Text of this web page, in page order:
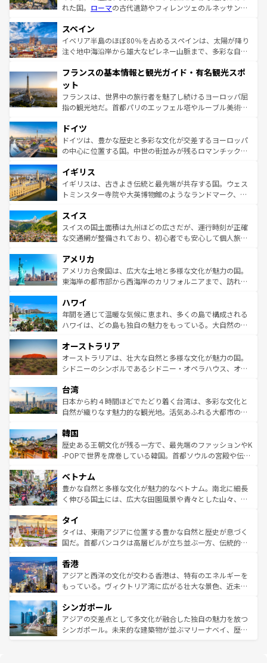
れた国。 ローマの古代遺跡やフィレンツェのルネッサンス
ろん、トスカーナの美しい田園風景やアマルフィ海岸の絶
景など、自然景観も見逃せない。観光の合間には、本場の
ピザやパスタなど、絶品のイタリア料理を堪能することも
ませてくれるイタリアで、忘れられない旅をしてみよう！
なお、新着のイタリア情報は
しい。
スペイン
イベリア半島のほぼ80％を占めるスペインは、太陽が降り
注ぐ地中海沿岸から雄大なピレネー山脈まで、多彩な自然
文化が根付くこの国では、情熱的なフラメンコ、熱気あふ
れる闘牛、そして美味しいタパスが生活の一部となってい
る。首都マドリードの洗練された雰囲気や、バルセロナの
アートに溢れた街角から、地方では古代ローマ遺跡や中世
せる。地方によって風土や気候が異なるスペインはその個
性で訪れる人を魅了する。 なお、新着のスペイン情報は コ
ンテンツ一覧を参照してほしい。
フランスの基本情報と観光ガイド・有名観光スポ
ット
フランスは、世界中の旅行者を魅了し続けるヨーロッパ屈
指の観光地だ。首都パリのエッフェル塔やルーブル美術館
で、幅広い魅力が詰まっている。華麗な宮殿、歴史的な大
聖堂、美しいビーチ、そして豊かな自然が、訪れる者を心
から魅了する。また、フランスは美食の国としても知ら
いる。シャンパンの発祥地であるランス、プロヴァンスの
香り高いラベンダー畑など、多彩な楽しみ方が可能だ。さ
らに、パリ以外の地域にも魅力が溢れており、どの街角に
れる地方に足を運ぶとそれぞれで全く異なる文化を体験で
きるだろう。 なお、新着のフランス情報はコンテンツ一覧
を参照してほしい。
ドイツ
ドイツは、豊かな歴史と多彩な文化が交差するヨーロッパ
の中心に位置する国。中世の街並みが残るロマンチック街
顔を持つこの国は、どこを歩いても飽きることがない。ベ
ルリンの文化的活気、バイエルン州のアルプスの絶景、そ
してライン川沿いのワイン畑といった風景は必見。ビール
は、お酒好きな人にはぜひ体験してほしい。 なお、新着の
ドイツ情報はコンテンツ一覧を参照してほしい。
イギリス
イギリスは、古きよき伝統と最先端が共存する国。ウェス
トミンスター寺院や大英博物館のようなランドマーク、歴
リアごとに異なる魅力がある。また、優雅なアフタヌーン
ティー、ビール好きにはたまらない英国パブ、サッカー観
戦など、本場だからこそできる体験も豊富。イギリスを旅
ンツ一覧を参照してほしい。
スイス
スイスの国土面積は九州ほどの広さだが、運行時刻が正確
な交通網が整備されており、初心者でも安心して個人旅行
の建物がそのまま残る町や、スイスならではのユニークな
博物館もあり、アルプス観光だけでなく町歩きも満喫する
ことができる。国民の所得が高いため物価も高いが、旅行
ば市内交通費無料で観光を楽しむこともできる。 なお、新
着のスイス情報はコンテンツ一覧 を参照してほしい。
アメリカ
アメリカ合衆国は、広大な土地と多様な文化が魅力の国。
東海岸の都市部から西海岸のカリフォルニアまで、訪れる
のような巨大都市は、観光、ショッピング、エンターテイ
ンメントが詰まった刺激的なスポットだ。一方、アメリカ
西部には大自然が広がり、グランドキャニオンやイエロー
部のニューオーリンズでは、音楽と美食が融合した独特の
文化が魅力。旅行者はアメリカの各地域で異なる魅力を楽
しみながら、その多様性と豊かな歴史を感じることができ
ならではの贅沢な旅のスタイルだ。 なお、新着のアメリカ
情報はコンテンツ一覧を参照してほしい。
ハワイ
年間を通じて温暖な気候に恵まれ、多くの島で構成される
ハワイは、どの島も独自の魅力をもっている。大自然の神
ワイ島は見逃せない。また、定番の観光地といえばオアフ
島だが、静かな自然を求めるならマウイ島やカウアイ島が
おすすめ。エメラルドグリーンに輝く海をはじめ、豊かな
れるおもてなしの心で訪れる人々を迎えてくれるハワイの
人々、おいしいローカルフードやハワイアンミュージッ
ク、伝統的なフラダンスなど、すべてがハワイの魅力を彩
ワイを、存分に味わってほしい。 なお、新着のハワイ情報
はコンテンツ一覧を参照してほしい。
オーストラリア
オーストラリアは、壮大な自然と多様な文化が魅力の国。
シドニーのシンボルであるシドニー・オペラハウス、オー
リアリーフや大陸中央部にそびえるウルル（エアーズロッ
ク）、タスマニアの美しい原生林やケアンズの熱帯雨林な
ど、見どころがたくさん。また、カフェやワイン、オージ
いる。アクティビティも充実しており、サーフィンやダイ
ビング、ハイキングなど、アウトドア好きにはたまらな
い。オーストラリアの多彩な魅力を存分に味わいつくそ
参照してほしい。
台湾
日本から約４時間ほどでたどり着く台湾は、多彩な文化と
自然が織りなす魅力的な観光地。活気あふれる大都市の台
ン）、静ひつな山岳地帯である台湾東部など、都市の喧騒
と山間の静けさが共存しており、訪れる人に新しい発見と
驚きをもたらしてくれる。また、奥深い台湾の食文化も魅
容にもいいと評判のスイーツなど、バラエティ豊かな料理
が味わえる。 なお、新着の台湾情報は コンテンツ一覧を参
照してほしい。
韓国
歴史ある王朝文化が残る一方で、最先端のファッションやK
-POPで世界を席巻している韓国。首都ソウルの宮殿や伝統
き、地方に足を延ばせば四季折々の自然美を楽しむことが
できる。そして、キムチや焼肉、絶品のストリートフード
まで、さまざまな韓国料理が待っている。夜には、韓国な
リティに包まれながら、韓国の多彩な魅力を心ゆくまで味
わってみてほしい。 なお、新着の韓国情報はコンテンツ一
覧を参照してほしい。
ベトナム
豊かな自然と多様な文化が魅力的なベトナム。南北に細長
く伸びる国土には、広大な田園風景や青々とした山々、世
急速な発展と共に伝統が息づく。ハノイの古い町並みやホ
ーチミン市のフランス統治時代の建物も、独特の雰囲気を
醸し出している。また、バラエティの豊かさとおいしさで
とつ。フォーやバインミー、ベトナムコーヒーなどは、ぜ
ひ現地で味わいたい。どの地域を訪れてもあたたかい人々
が旅行者を迎えてくれるので、きっと忘れられない旅にな
参照してほしい。
タイ
タイは、東南アジアに位置する豊かな自然と歴史が息づく
国だ。首都バンコクは高層ビルが立ち並ぶ一方、伝統的な
の活気が交差している。北部ではチェンマイなどの山岳地
帯で自然と触れ合い、南部ではプーケットやクラビの美し
いビーチでリゾート気分を楽しむことができる。タイ料理
激する。気候は一年中温暖で、どの季節にも異なる楽しみ
が待っている。親しみやすいタイの人々、仏教を中心とし
た文化、そして多様な観光資源が、訪れる旅人を魅了し続
香港
アジアと西洋の文化が交わる香港は、特有のエネルギーを
もっている。ヴィクトリア湾に広がる壮大な景色、近未来
み、どこを訪れても感動するはず。観光スポットが密集し
ており、効率よく見どころを回れるのも魅力。息をのむよ
うな絶景から文化的な体験まで、香港を存分に楽しみ尽く
シンガポール
アジアの交差点として多文化が融合した独自の魅力を放つ
シンガポール。未来的な建築物が並ぶマリーナベイ、歴史